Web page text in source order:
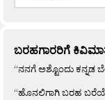
ಬರಹಗಾರರಿಗೆ
“ನನಗೆ ಅಶ್ಟೊಂದು ಕನ್ನಡ
“ಹೊನಲಿಗಾಗಿ ಬರಹ